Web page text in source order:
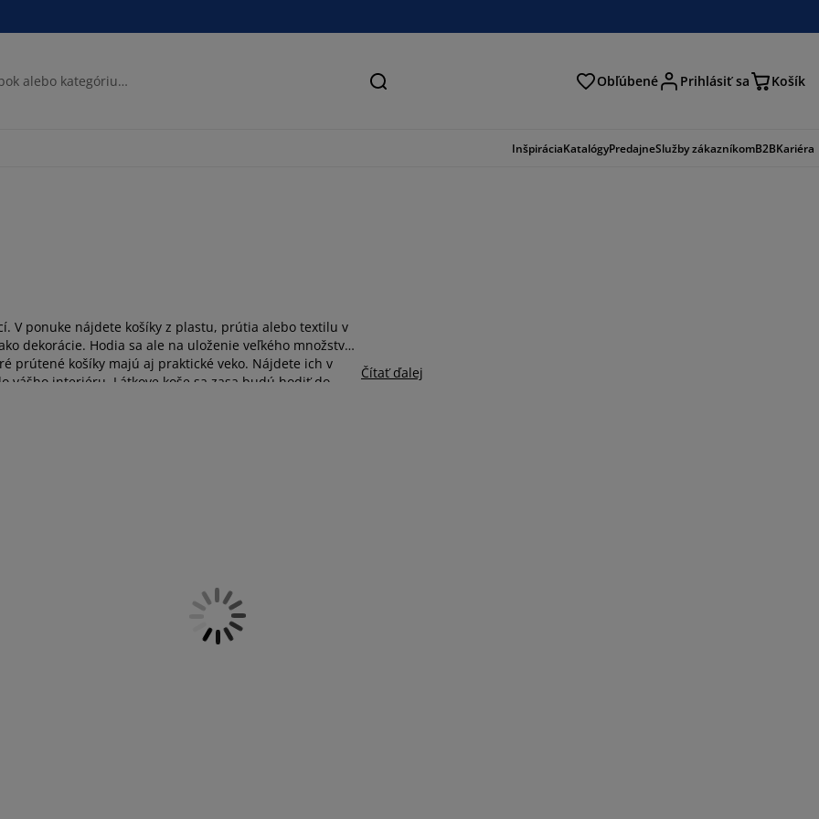
Hľadať Obľúbené Prihlásiť sa Košík
InšpiráciaKatalógyPredajneSlužby zákazníkomB2BKariéra
V ponuke nájdete košíky z plastu, prútia alebo textilu v
dekorácie. Hodia sa ale na uloženie veľkého množstva
prútené košíky majú aj praktické veko. Nájdete ich v
vášho interiéru. Látkove koše sa zasa budú hodiť do
Čítať ďalej